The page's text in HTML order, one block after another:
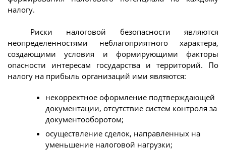
налогу.
Риски налоговой безопасности являются
неопределенностями неблагоприятного характера,
создающими условия и формирующими факторы
опасности интересам государства и территорий. По
налогу на прибыль организаций ими являются:
некорректное оформление подтверждающей
документации, отсутствие систем контроля за
документооборотом;
осуществление сделок, направленных на
уменьшение налоговой нагрузки;